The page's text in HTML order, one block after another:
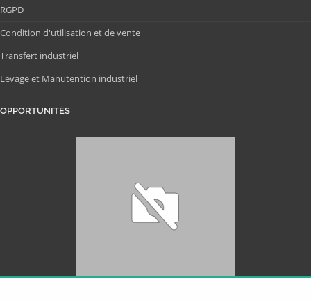
RGPD
Condition d'utilisation et de vente
Transfert industriel
Levage et Manutention industriel
OPPORTUNITÉS